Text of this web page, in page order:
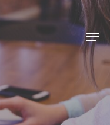
Cerrar
menú